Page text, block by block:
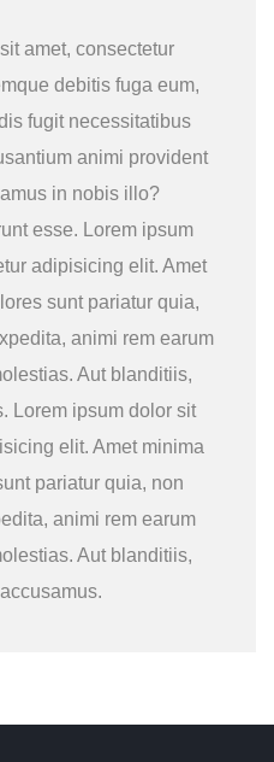
amet, consectetur
debitis fuga eum,
fugit necessitatibus
animi provident
in nobis illo?
esse. Lorem ipsum
adipisicing elit. Amet
sunt pariatur quia,
animi rem earum
Aut blanditiis,
Lorem ipsum dolor sit
elit. Amet minima
pariatur quia, non
animi rem earum
Aut blanditiis,